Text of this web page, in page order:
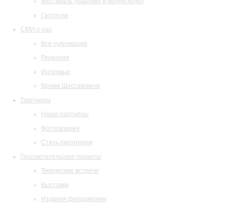
Гастроли
СМИ о нас
Все публикации
Рецензии
Интервью
Время Шостаковича
Партнеры
Наши партнеры
Фотогалерея
Стать партнером
Просветительские проекты
Творческие встречи
Выставки
Издания филармонии